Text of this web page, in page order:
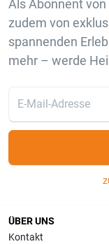
Als Abonnent
zudem von
spannenden
mehr – werde
ÜBER UNS
Kontakt